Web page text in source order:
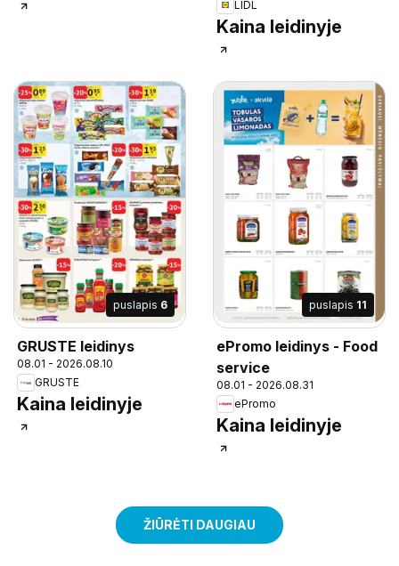
LIDL
Kaina leidinyje
puslapis 6
GRUSTE leidinys
08.01 - 2026.08.10
GRUSTE
Kaina leidinyje
puslapis 11
ePromo leidinys - Food
service
08.01 - 2026.08.31
ePromo
Kaina leidinyje
ŽIŪRĖTI DAUGIAU